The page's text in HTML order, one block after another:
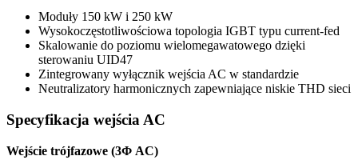
Moduły 150 kW i 250 kW
Wysokoczęstotliwościowa topologia IGBT typu current-fed
Skalowanie do poziomu wielomegawatowego dzięki
sterowaniu UID47
Zintegrowany wyłącznik wejścia AC w standardzie
Neutralizatory harmonicznych zapewniające niskie THD sieci
Specyfikacja wejścia AC
Wejście trójfazowe (3Φ AC)